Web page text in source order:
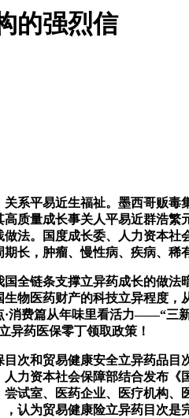
的强烈信
平易近生福祉。墨西哥贩毒
质量成长事关人平易近群浩
法。国度成长委、人力资本
长，肿瘤、慢性病、疾病、稀
链条支撑立异药成长的做法
物医药财产的科技立异程度
消费篇从年味里看活力——“三
异药医保零丁领取政策！
和贸易健康安全立异药品目
力资本社会保障部结合发布
试室、医药企业、医疗机构
认为贸易健康险立异药目次